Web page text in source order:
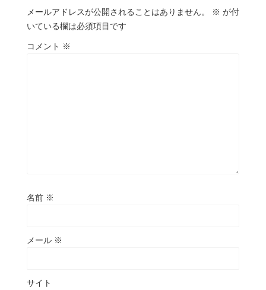
メールアドレスが公開されることはありません。 ※ が付
いている欄は必須項目です
コメント ※
名前 ※
メール ※
サイト